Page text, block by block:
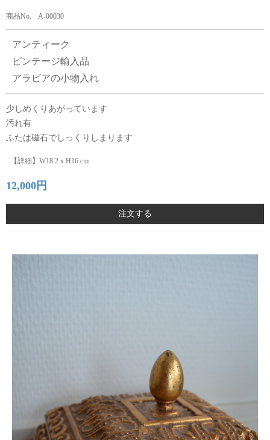
商品No. A-00030
アンティーク
ビンテージ輸入品
アラビアの小物入れ
少しめくりあがっています
汚れ有
ふたは磁石でしっくりしまります
【詳細】W18.2 x H16 cm
12,000円
注文する